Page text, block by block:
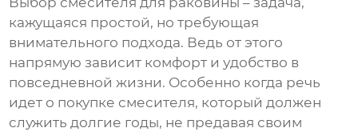
кажущаяся простой, но требующая
внимательного подхода. Ведь от этого
напрямую зависит комфорт и удобство в
повседневной жизни. Особенно когда речь
идет о покупке смесителя, который должен
служить долгие годы, не предавая своим